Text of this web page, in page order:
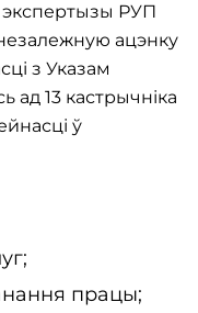
экспертызы РУП
незалежную ацэнку
з Указам
ад 13 кастрычніка
ў
працы;